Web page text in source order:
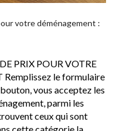
votre déménagement :
PRIX POUR VOTRE
le formulaire
vous acceptez les
parmi les
ceux qui sont